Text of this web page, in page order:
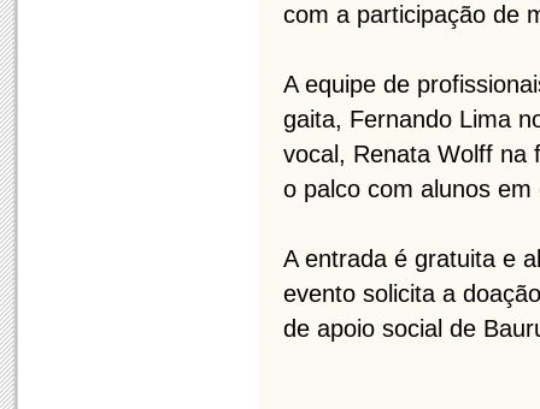
com a participação de
A equipe de
gaita, Fernando Lima
vocal, Renata Wolff na
o palco com alunos
A entrada é gratuita e
evento solicita a
de apoio social de